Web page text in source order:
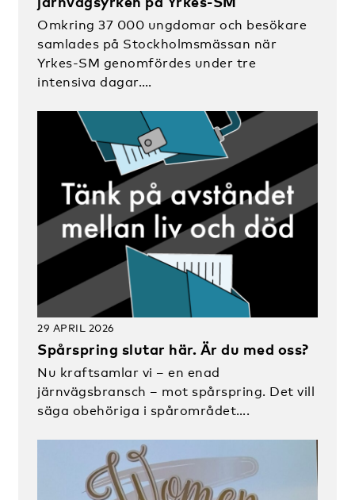
Omkring 37 000 ungdomar och besökare
samlades på Stockholmsmässan när
Yrkes-SM genomfördes under tre
intensiva dagar….
29 APRIL 2026
Spårspring slutar här. Är du med oss?
Nu kraftsamlar vi – en enad
järnvägsbransch – mot spårspring. Det vill
säga obehöriga i spårområdet….